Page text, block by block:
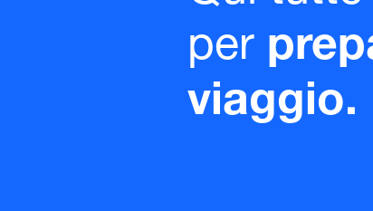
per
viaggio.